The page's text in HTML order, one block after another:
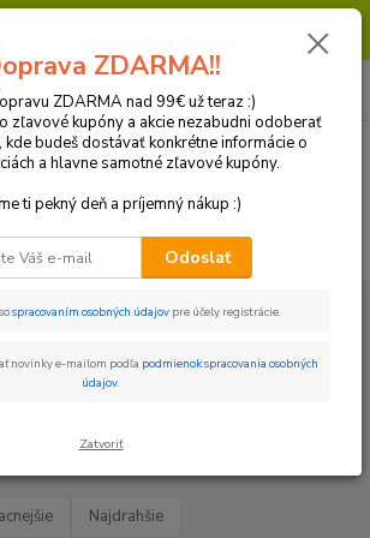
nad 99€ získate poštovné ZDARMA.
/ Elektro Diely motora
Piestne sady
Upresniť parametre
Najdrahšie
ZDARMA!!
ZDARMA nad 99€ už teraz :)
zľavové kupóny a akcie nezabudni odoberať
budeš dostávať konkrétne informácie o
a hlavne samotné zľavové kupóny.
ti pekný deň a príjemný nákup :)
Odoslať
spracovaním osobných údajov pre účely registrácie.
novinky e-mailom podľa podmienok spracovania osobných
údajov.
Zatvoriť